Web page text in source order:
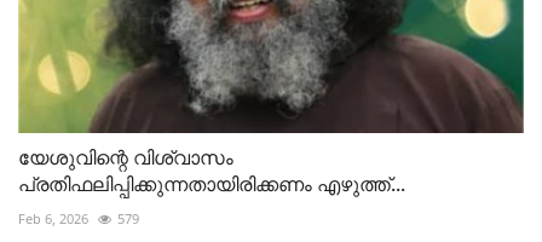
യേശുവിന്റെ വിശ്വാസം
പ്രതിഫലിപ്പിക്കുന്നതായിരിക്കണം എഴുത്ത്...
Feb 6, 2026 579